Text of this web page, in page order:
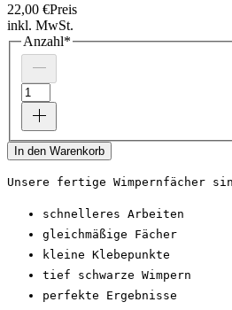
22,00 €Preis
inkl. MwSt.
Anzahl*
In den Warenkorb
Unsere fertige Wimpernfächer
schnelleres Arbeiten
gleichmäßige Fächer
kleine Klebepunkte
tief schwarze Wimpern
perfekte Ergebnisse